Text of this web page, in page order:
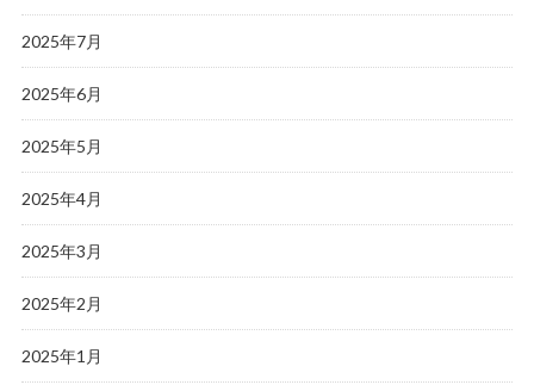
2025年7月
2025年6月
2025年5月
2025年4月
2025年3月
2025年2月
2025年1月